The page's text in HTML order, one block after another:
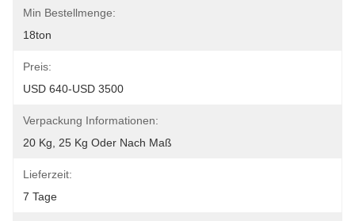
Min Bestellmenge:
18ton
Preis:
USD 640-USD 3500
Verpackung Informationen:
20 Kg, 25 Kg Oder Nach Maß
Lieferzeit:
7 Tage